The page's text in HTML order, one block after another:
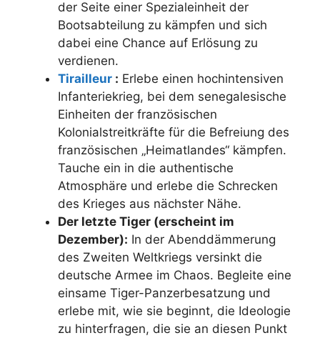
der Seite einer Spezialeinheit der
Bootsabteilung zu kämpfen und sich
dabei eine Chance auf Erlösung zu
verdienen.
Tirailleur : Erlebe einen hochintensiven
Infanteriekrieg, bei dem senegalesische
Einheiten der französischen
Kolonialstreitkräfte für die Befreiung des
französischen „Heimatlandes“ kämpfen.
Tauche ein in die authentische
Atmosphäre und erlebe die Schrecken
des Krieges aus nächster Nähe.
Der letzte Tiger (erscheint im
Dezember): In der Abenddämmerung
des Zweiten Weltkriegs versinkt die
deutsche Armee im Chaos. Begleite eine
einsame Tiger-Panzerbesatzung und
erlebe mit, wie sie beginnt, die Ideologie
zu hinterfragen, die sie an diesen Punkt